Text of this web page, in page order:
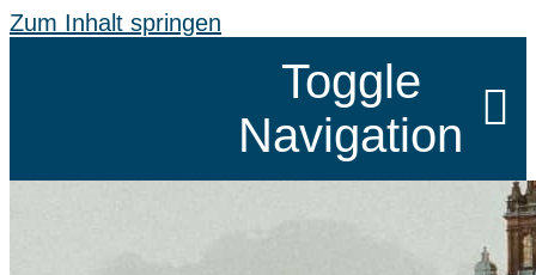
Zum Inhalt springen
Toggle
Navigation